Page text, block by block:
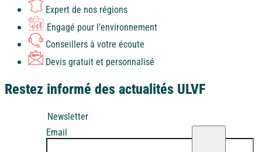
Expert de nos régions
Engagé pour l’environnement
Conseillers à votre écoute
Devis gratuit et personnalisé
Restez informé des actualités ULVF
Newsletter
Email